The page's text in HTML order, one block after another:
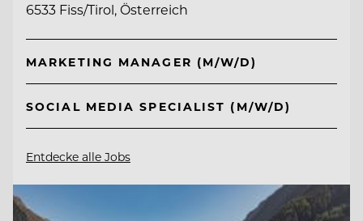
6533 Fiss/Tirol, Österreich
MARKETING MANAGER (M/W/D)
SOCIAL MEDIA SPECIALIST (M/W/D)
Entdecke alle Jobs